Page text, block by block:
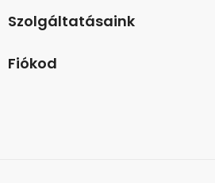
Szolgáltatásaink
Fiókod